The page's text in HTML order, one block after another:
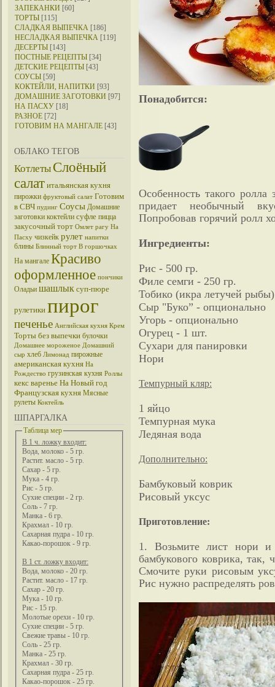
ЗАПЕКАНКИ [60]
ТОРТЫ [115]
СЛАДКАЯ ВЫПЕЧКА [186]
НЕСЛАДКАЯ ВЫПЕЧКА [119]
ДЕСЕРТЫ [143]
ПОСТНЫЕ РЕЦЕПТЫ [34]
ДЕТСКИЕ РЕЦЕПТЫ [43]
СОУСЫ [59]
КОКТЕЙЛИ, НАПИТКИ [93]
ДОМАШНИЕ ЗАГОТОВКИ [97]
НА ПАСХУ [18]
РАЗНОЕ [72]
ГОТОВИМ НА МАНГАЛЕ [43]
ОБЛАКО ТЕГОВ
Котлеты Слоёный
салат итальянская кухня
пирожки фруктовый салат Готовим
в СВЧ пудинг Соусы Домашние
заготовки коктейли суфле пицца
закусочный торт Омлет рагу На
Пасху чизкейк рулет напитки
блины Блинный торт В горшочках
На мангале Красиво
оформленное пончики
Оладьи шашлык суп-пюре
рулетики пирог
печенье Английская кухня Крем
Торты без выпечки булочки
Домашнее мороженое Домашний
сыр хлеб Лимонад пирожные
американская кухня На
Рождество грузинская кухня Роллы
кекс варенье На Новый год
Французская кухня Мясные
рулеты Коктейль
ШПАРГАЛКА
Таблица мер
В 1 ч. ложку входит:
Вода, молоко - 5 гр.
Растит. масло - 5 гр.
Сахар - 5 гр.
Мука - 4 гр.
Рис - 5 гр.
Сухие специи - 2 гр.
Соль - 7 гр.
Манка - 6 гр.
Крахмал - 10 гр.
Сахарная пудра - 10 гр.
Какао-порошок - 9 гр.
В 1 ст. ложку входит:
Вода, молоко - 20 гр.
Растит. масло - 17 гр.
Сахар - 20 гр.
Мука - 10 гр.
Рис - 15 гр.
Молотые орехи - 10 гр.
Сухие специи - 5 гр.
Свежие травы - 10 гр.
Соль - 25 гр.
Манка - 25 гр.
Крахмал - 30 гр.
Сахарная пудра - 25 гр.
Какао-порошок - 25 гр.
Понадобится:
Особенность такого
придает необычный
Попробовав горячий ролл
Ингредиенты:
Рис - 500 гр.
Филе семги - 250 гр.
Тобико (икра летучей
Сыр "Буко” - опционально
Угорь - опционально
Огурец - 1 шт.
Сухари для панировки
Нори
Темпурный кляр:
1 яйцо
Темпурная мука
Ледяная вода
Дополнительно:
Бамбуковый коврик
Рисовый уксус
Приготовление:
1. Возьмите лист нори и
бамбукового коврика, так,
Смочите руки рисовым
Рис нужно распределять